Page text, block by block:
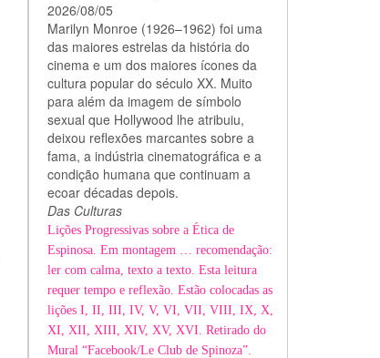
2026/08/05
Marilyn Monroe (1926–1962) foi uma
das maiores estrelas da história do
cinema e um dos maiores ícones da
cultura popular do século XX. Muito
para além da imagem de símbolo
sexual que Hollywood lhe atribuiu,
deixou reflexões marcantes sobre a
fama, a indústria cinematográfica e a
condição humana que continuam a
ecoar décadas depois.
Das Culturas
Lições Progressivas sobre a Ética de
Espinosa. Em montagem … recomendação:
ler com calma, texto a texto. Esta leitura
requer tempo e reflexão. Estão colocadas as
lições I, II, III, IV, V, VI, VII, VIII, IX, X,
XI, XII, XIII, XIV, XV, XVI. Retirado do
Mural “Facebook/Le Club de Spinoza”.